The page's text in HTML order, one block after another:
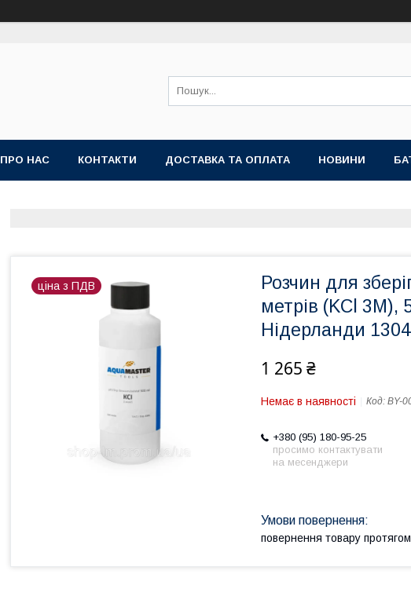
ПРО НАС КОНТАКТИ ДОСТАВКА ТА ОПЛАТА НОВИНИ
ціна з ПДВ
Розчин для
метрів (KCl 3M),
Нідерланди 1304
1 265 ₴
Немає в наявності Код: BY-
+380 (95) 180-95-25
просимо контактувати
на месенджери
повернення товару